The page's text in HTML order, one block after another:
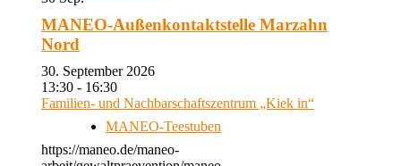
MANEO-Außenkontaktstelle Marzahn
Nord
30. September 2026
13:30 - 16:30
Familien- und Nachbarschaftszentrum „Kiek in“
MANEO-Teestuben
https://maneo.de/maneo-